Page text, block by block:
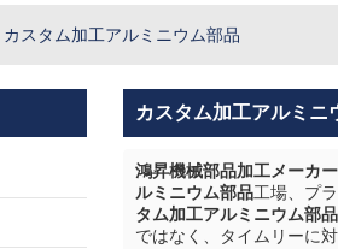
カスタム加工アルミニウム部品
カスタム加工アルミニ
鴻昇機械部品加工メーカー
ルミニウム部品工場、プ
タム加工アルミニウム部品
ではなく、タイムリーに